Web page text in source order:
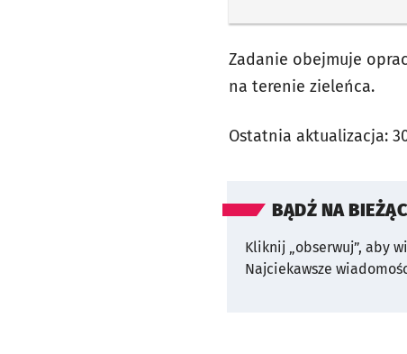
Zadanie obejmuje
na terenie zieleńca.
Ostatnia aktualizacja:
BĄDŹ NA
Kliknij „obserwuj”, aby
Najciekawsze